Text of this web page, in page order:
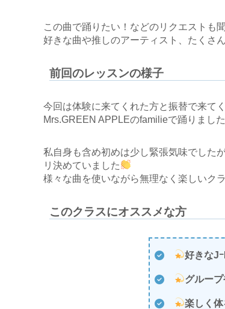
この曲で踊りたい！などのリクエストも
好きな曲や推しのアーティスト、たくさ
前回のレッスンの様子
今回は体験に来てくれた方と振替で来て
Mrs.GREEN APPLEのfamilieで踊りました
私自身も含め初めは少し緊張気味でした
リ決めていました
様々な曲を使いながら無理なく楽しいク
このクラスにオススメな方
好きなJ
グルー
楽しく